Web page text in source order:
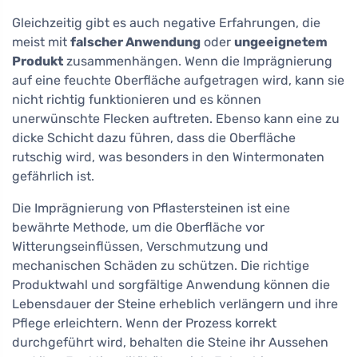
Gleichzeitig gibt es auch negative Erfahrungen, die
meist mit falscher Anwendung oder ungeeignetem
Produkt zusammenhängen. Wenn die Imprägnierung
auf eine feuchte Oberfläche aufgetragen wird, kann sie
nicht richtig funktionieren und es können
unerwünschte Flecken auftreten. Ebenso kann eine zu
dicke Schicht dazu führen, dass die Oberfläche
rutschig wird, was besonders in den Wintermonaten
gefährlich ist.
Die Imprägnierung von Pflastersteinen ist eine
bewährte Methode, um die Oberfläche vor
Witterungseinflüssen, Verschmutzung und
mechanischen Schäden zu schützen. Die richtige
Produktwahl und sorgfältige Anwendung können die
Lebensdauer der Steine erheblich verlängern und ihre
Pflege erleichtern. Wenn der Prozess korrekt
durchgeführt wird, behalten die Steine ihr Aussehen